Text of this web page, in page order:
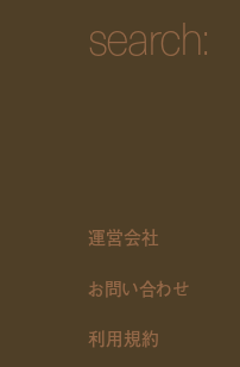
search:
運営会社
お問い合わせ
利用規約